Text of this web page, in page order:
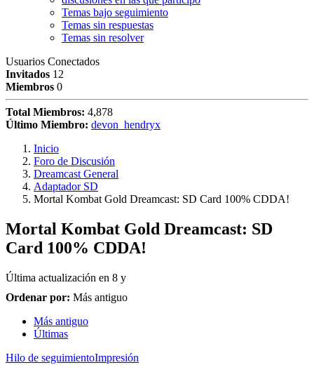
Temas bajo seguimiento
Temas sin respuestas
Temas sin resolver
Usuarios Conectados
Invitados 12
Miembros 0
Total Miembros: 4,878
Último Miembro: devon_hendryx
Inicio
Foro de Discusión
Dreamcast General
Adaptador SD
Mortal Kombat Gold Dreamcast: SD Card 100% CDDA!
Mortal Kombat Gold Dreamcast: SD
Card 100% CDDA!
Última actualización en 8 y
Ordenar por: Más antiguo
Más antiguo
Últimas
Hilo de seguimientoImpresión